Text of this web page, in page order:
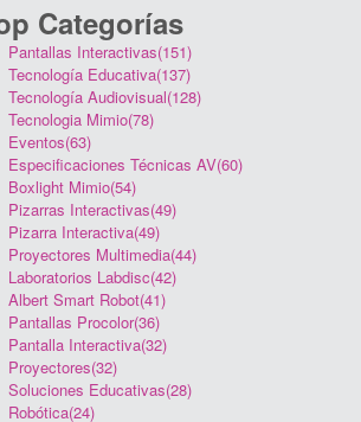
Categorías
Pantallas Interactivas(151)
Tecnología Educativa(137)
Tecnología Audiovisual(128)
Tecnologia Mimio(78)
Eventos(63)
Especificaciones Técnicas AV(60)
Boxlight Mimio(54)
Pizarras Interactivas(49)
Pizarra Interactiva(49)
Proyectores Multimedia(44)
Laboratorios Labdisc(42)
Albert Smart Robot(41)
Pantallas Procolor(36)
Pantalla Interactiva(32)
Proyectores(32)
Soluciones Educativas(28)
Robótica(24)